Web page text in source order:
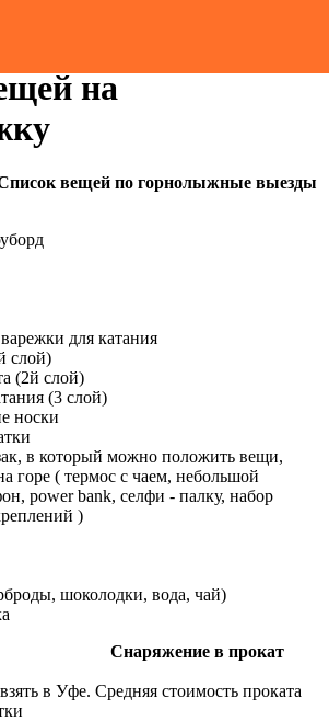
на
вещей по горнолыжные выезды
для катания
слой)
(2й слой)
(3 слой)
носки
в который можно положить вещи,
горе ( термос с чаем, небольшой
power bank, селфи - палку, набор
)
шоколодки, вода, чай)
Снаряжение в прокат
в Уфе. Средняя стоимость проката